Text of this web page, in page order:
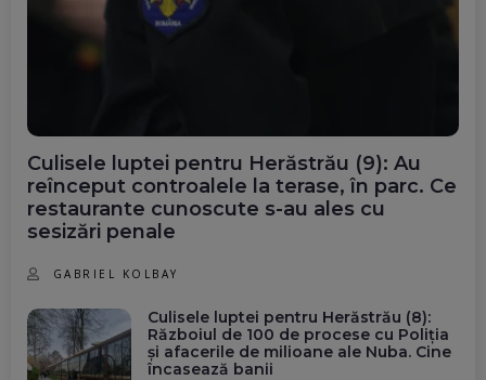
Culisele luptei pentru Herăstrău (9): Au
reînceput controalele la terase, în parc. Ce
restaurante cunoscute s-au ales cu
sesizări penale
GABRIEL KOLBAY
Culisele luptei pentru Herăstrău (8):
Războiul de 100 de procese cu Poliția
și afacerile de milioane ale Nuba. Cine
încasează banii